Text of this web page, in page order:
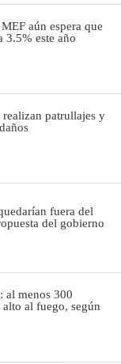
aún espera que
3.5% este año
patrullajes y
fuera del
del gobierno
al menos 300
al fuego, según